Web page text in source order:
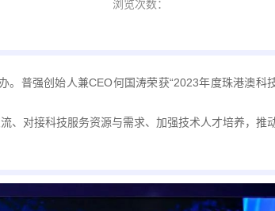
浏览次数：
普强创始人兼CEO何国涛荣获“2023年度珠港澳科
、对接科技服务资源与需求、加强技术人才培养，推